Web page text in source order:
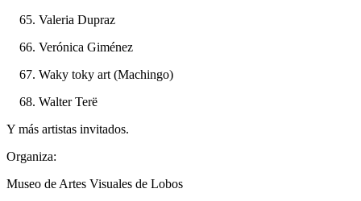
Valeria Dupraz
Verónica Giménez
Waky toky art (Machingo)
Walter Terë
Y más artistas invitados.
Organiza:
Museo de Artes Visuales de Lobos